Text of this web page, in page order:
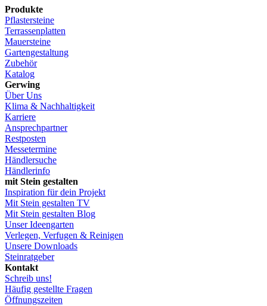
Produkte
Pflastersteine
Terrassenplatten
Mauersteine
Gartengestaltung
Zubehör
Katalog
Gerwing
Über Uns
Klima & Nachhaltigkeit
Karriere
Ansprechpartner
Restposten
Messetermine
Händlersuche
Händlerinfo
mit Stein gestalten
Inspiration für dein Projekt
Mit Stein gestalten TV
Mit Stein gestalten Blog
Unser Ideengarten
Verlegen, Verfugen & Reinigen
Unsere Downloads
Steinratgeber
Kontakt
Schreib uns!
Häufig gestellte Fragen
Öffnungszeiten